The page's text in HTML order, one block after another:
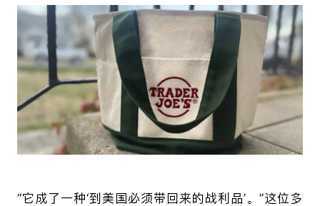
“它成了一种‘到美国必须带回来的战利品’。”这位多